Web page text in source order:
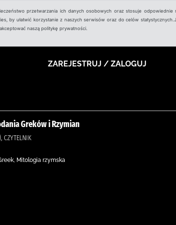
przetwarzania ich danych osobowych oraz stosuje odpowiednie
by ułatwić korzystanie z naszych serwisów oraz do celów
naszą politykę prywatności.
ZAREJESTRUJ / ZALOGUJ
Greków i Rzymian
CZYTELNIK
Mitologia rzymska